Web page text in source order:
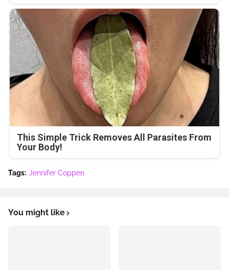
This Simple Trick Removes All Parasites From
Your Body!
Tags: Jennifer Coppen
You might like